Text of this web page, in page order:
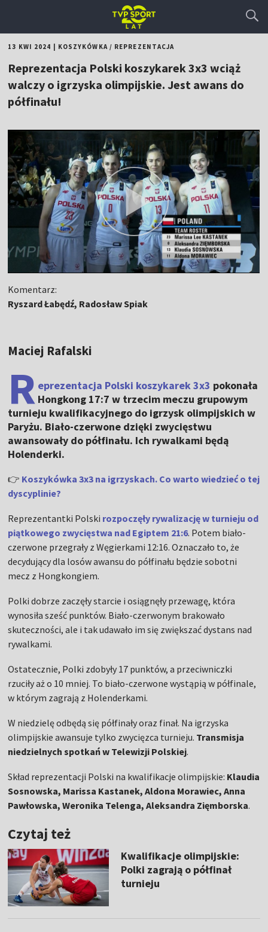
13 KWI 2024 KOSZYKÓWKA/ REPREZENTACJA
Reprezentacja Polski koszykarek 3x3 wciąż
walczy o igrzyska olimpijskie. Jest awans do
półfinału!
Komentarz:
Ryszard Łabędź, Radosław Spiak
Maciej Rafalski
R eprezentacja Polski koszykarek 3x3 pokonała
Hongkong 17:7 w trzecim meczu grupowym
turnieju kwalifikacyjnego do igrzysk olimpijskich w
Paryżu. Biało-czerwone dzięki zwycięstwu
awansowały do półfinału. Ich rywalkami będą
Holenderki.
👉 Koszykówka 3x3 na igrzyskach. Co warto wiedzieć o tej
dyscyplinie?
Reprezentantki Polski rozpoczęły rywalizację w turnieju od
piątkowego zwycięstwa nad Egiptem 21:6. Potem biało-
czerwone przegrały z Węgierkami 12:16. Oznaczało to, że
decydujący dla losów awansu do półfinału będzie sobotni
mecz z Hongkongiem.
Polki dobrze zaczęły starcie i osiągnęły przewagę, która
wynosiła sześć punktów. Biało-czerwonym brakowało
skuteczności, ale i tak udawało im się zwiększać dystans nad
rywalkami.
Ostatecznie, Polki zdobyły 17 punktów, a przeciwniczki
rzuciły aż o 10 mniej. To biało-czerwone wystąpią w półfinale,
w którym zagrają z Holenderkami.
W niedzielę odbędą się półfinały oraz finał. Na igrzyska
olimpijskie awansuje tylko zwycięzca turnieju. Transmisja
niedzielnych spotkań w Telewizji Polskiej.
Skład reprezentacji Polski na kwalifikacje olimpijskie: Klaudia
Sosnowska, Marissa Kastanek, Aldona Morawiec, Anna
Pawłowska, Weronika Telenga, Aleksandra Zięmborska.
Czytaj też
Kwalifikacje olimpijskie:
Polki zagrają o półfinał
turnieju